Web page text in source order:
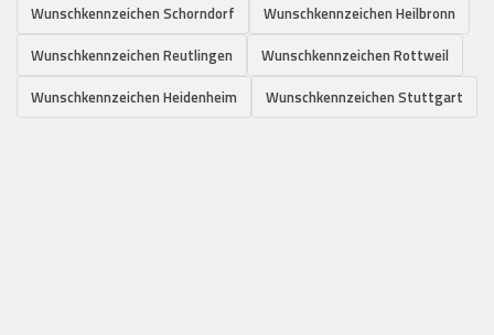
Wunschkennzeichen Schorndorf
Wunschkennzeichen Heilbronn
Wunschkennzeichen Reutlingen
Wunschkennzeichen Rottweil
Wunschkennzeichen Heidenheim
Wunschkennzeichen Stuttgart